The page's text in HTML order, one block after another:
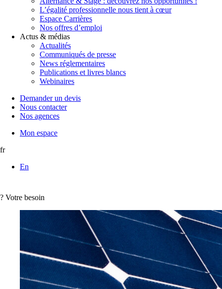
L’égalité professionnelle nous tient à cœur
Espace Carrières
Nos offres d’emploi
Actus & médias
Actualités
Communiqués de presse
News réglementaires
Publications et livres blancs
Webinaires
Demander un devis
Nous contacter
Nos agences
Mon espace
fr
En
? Votre besoin